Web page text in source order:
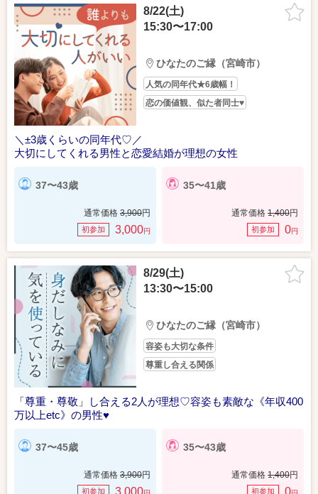
8/22(土)
15:30〜17:00
ひなたのご縁（宮崎市）
人気の同年代★6歳幅！
恋の価値観、似た者同士♥
＼±3歳くらいの同年代♡／
大切にしてくれる男性と恋愛結婚が理想の女性
37〜43歳
通常価格 3,900円
初参加 3,000円
35〜41歳
通常価格 1,400円
初参加 0円
8/29(土)
13:30〜15:00
ひなたのご縁（宮崎市）
容姿も大切な条件
尊重し合える関係
「尊重・尊敬」し合える2人が理想♡容姿も素敵な《年収400
万以上etc》の男性♥
37〜45歳
通常価格 3,900円
初参加 3,000
35〜43歳
通常価格 1,400円
初参加 0